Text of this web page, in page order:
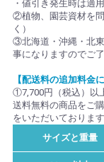
・値引き発生時は適
②植物、園芸資材を
く）
③北海道・沖縄・北
事になりますのでご
【配送料の追加料金
①7,700円（税込）以
送料無料の商品をご
をいただいておりま
サイズと重量